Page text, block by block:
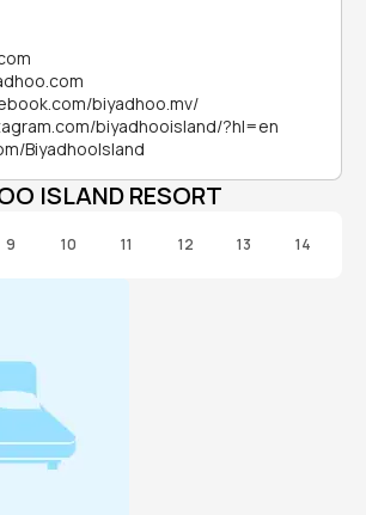
biyadhoo.mv/
biyadhooisland/?hl=en
BiyadhooIsland
ISLAND RESORT
9 10 11 12 13 14